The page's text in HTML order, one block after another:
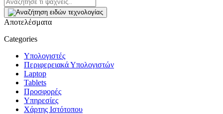
Αποτελέσματα
Categories
Υπολογιστές
Περιφερειακά Υπολογιστών
Laptop
Tablets
Προσφορές
Υπηρεσίες
Χάρτης Ιστότοπου